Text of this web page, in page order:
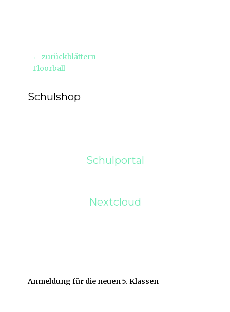
Beitragsnavigation
← zurückblättern
Vorheriger
Floorball
Schulshop
Schulportal
Nextcloud
Anmeldung für die neuen 5. Klassen